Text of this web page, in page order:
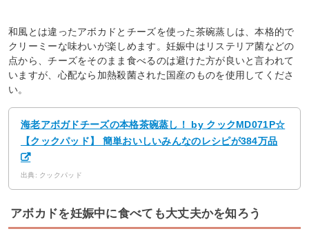
和風とは違ったアボカドとチーズを使った茶碗蒸しは、本格的で
クリーミーな味わいが楽しめます。妊娠中はリステリア菌などの
点から、チーズをそのまま食べるのは避けた方が良いと言われて
いますが、心配なら加熱殺菌された国産のものを使用してくださ
い。
海老アボガドチーズの本格茶碗蒸し！ by クックMD071P☆
【クックパッド】 簡単おいしいみんなのレシピが384万品
出典: クックパッド
アボカドを妊娠中に食べても大丈夫かを知ろう